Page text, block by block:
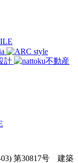
第30817号 建築